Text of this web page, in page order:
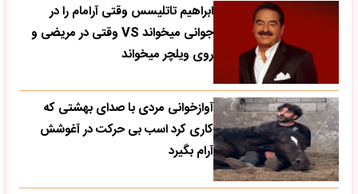
ابراهیم تاتلیسس وقتی آرامام را در
جوانی میخواند VS وقتی در مریضی و
روی ویلچر میخواند
آوازخوانی مردی با صدای بهشتی که
کاری کرد اسب بی حرکت در آغوشش
آرام بگیرد